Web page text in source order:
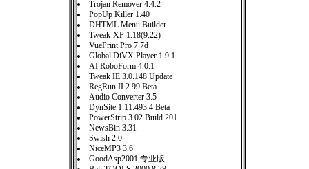
Trojan Remover 4.4.2
PopUp Killer 1.40
DHTML Menu Builder
Tweak-XP 1.18(9.22)
VuePrint Pro 7.7d
Global DiVX Player 1.9.1
AI RoboForm 4.0.1
Tweak IE 3.0.148 Update
RegRun II 2.99 Beta
Audio Converter 3.5
DynSite 1.11.493.4 Beta
PowerStrip 3.02 Build 201
NewsBin 3.31
Swish 2.0
NiceMP3 3.6
GoodAsp2001 专业版